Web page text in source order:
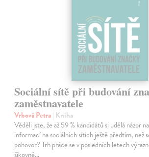
Sociální sítě při budování
zaměstnavatele
Vrbová Petra| Kniha
Věděli jste, že až 59 % kandidátů si udělá názor
informací na sociálních sítích ještě předtím, než
pohovor? Trh práce se v posledních letech
šikovné…